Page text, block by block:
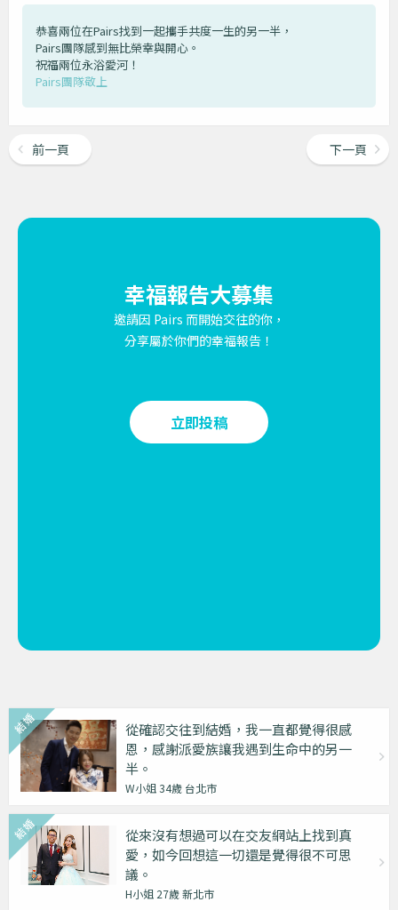
恭喜兩位在Pairs找到一起攜手共度一生的另一半，
Pairs團隊感到無比榮幸與開心。
祝福兩位永浴愛河！
Pairs團隊敬上
前一頁 下一頁
幸福報告大募集
邀請因 Pairs 而開始交往的你，
分享屬於你們的幸福報告！
立即投稿
從確認交往到結婚，我一直都覺得很感
恩，感謝派愛族讓我遇到生命中的另一
半。
W小姐 34歲 台北市
從來沒有想過可以在交友網站上找到真
愛，如今回想這一切還是覺得很不可思
議。
H小姐 27歲 新北市